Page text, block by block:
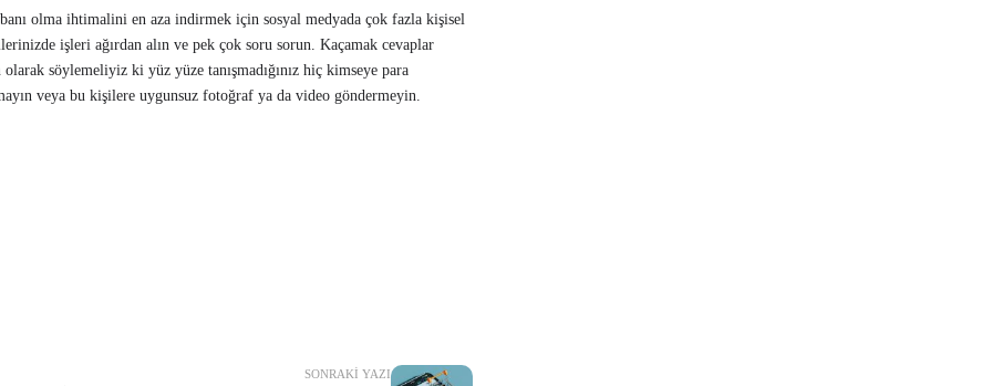
olma ihtimalini en aza indirmek için sosyal medyada çok fazla kişisel
işleri ağırdan alın ve pek çok soru sorun. Kaçamak cevaplar
söylemeliyiz ki yüz yüze tanışmadığınız hiç kimseye para
veya bu kişilere uygunsuz fotoğraf ya da video göndermeyin.
SONRAKI YAZI